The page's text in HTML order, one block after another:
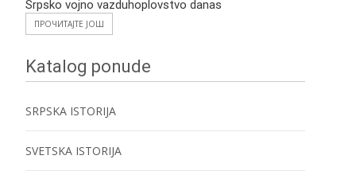
Srpsko vojno vazduhoplovstvo danas
ПРОЧИТАЈТЕ ЈОШ
Katalog ponude
SRPSKA ISTORIJA
SVETSKA ISTORIJA